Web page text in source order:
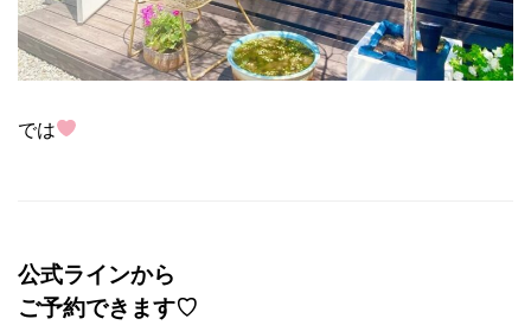
では
公式ラインから
ご予約できます♡